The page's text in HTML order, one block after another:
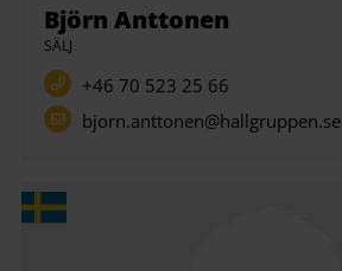
Björn Anttonen
SÄLJ
+46 70 523 25 66
bjorn.anttonen@hallgruppen.se